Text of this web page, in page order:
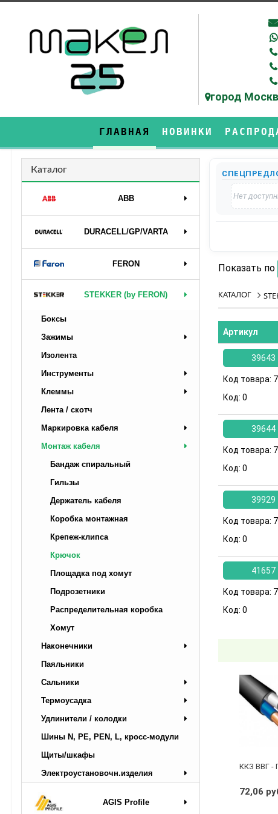
город
ГЛАВНАЯ НОВИНКИ
Каталог
ABB
DURAСELL/GP/VARTA
FERON
STEKKER (by FERON)
Боксы
Зажимы
Изолента
Инструменты
Клеммы
Лента / скотч
Маркировка кабеля
Монтаж кабеля
Бандаж спиральный
Гильзы
Держатель кабеля
Коробка монтажная
Крепеж-клипса
Крючок
Площадка под хомут
Подрозетники
Распределительная коробка
Хомут
Наконечники
Паяльники
Сальники
Термоусадка
Удлинители / колодки
Шины N, PE, PEN, L, кросс-модули
Щиты/шкафы
Электроустановочн.изделия
AGIS Profile
Нет
Показать по
КАТАЛОГ
Артикул
39643
Код товара:
Код: 0
39644
Код товара:
Код: 0
39929
Код товара:
Код: 0
41657
Код товара:
Код: 0
ККЗ ВВГ -
72,06